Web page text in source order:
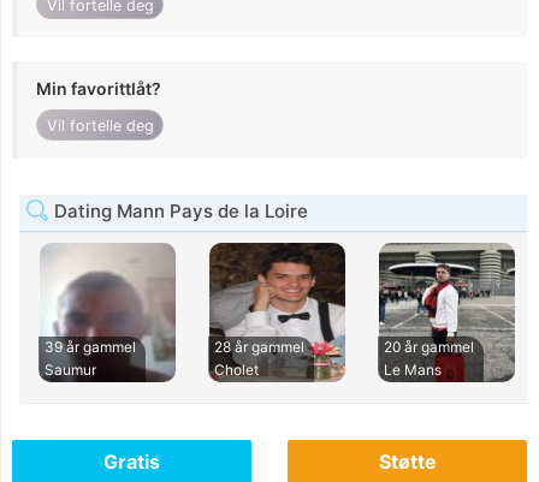
Vil fortelle deg
Min favorittlåt?
Vil fortelle deg
Dating Mann Pays de la Loire
39 år gammel
Saumur
28 år gammel
Cholet
20 år gammel
Le Mans
Gratis Støtte